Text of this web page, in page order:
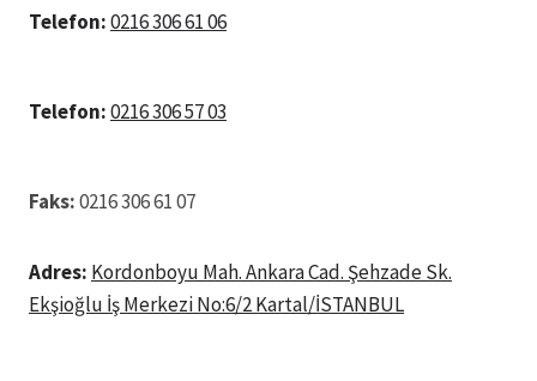
Telefon:0216 306 61 06
Telefon:0216 306 57 03
Faks:0216 306 61 07
Adres: Kordonboyu Mah. Ankara Cad. Şehzade Sk.
Ekşioğlu İş Merkezi No:6/2 Kartal/İSTANBUL